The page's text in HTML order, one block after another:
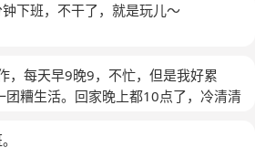
下班，不干了，就是玩儿～
，每天早9晚9，不忙，但是我好累
团糟生活。回家晚上都10点了，冷清清